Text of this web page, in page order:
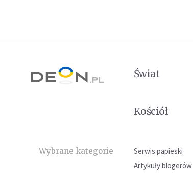
Świat
Kościół
Wybrane kategorie Serwis papieski
Artykuły blogerów